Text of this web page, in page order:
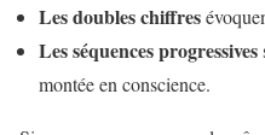
Les doubles chiffres
Les séquences progressives
montée en conscience.